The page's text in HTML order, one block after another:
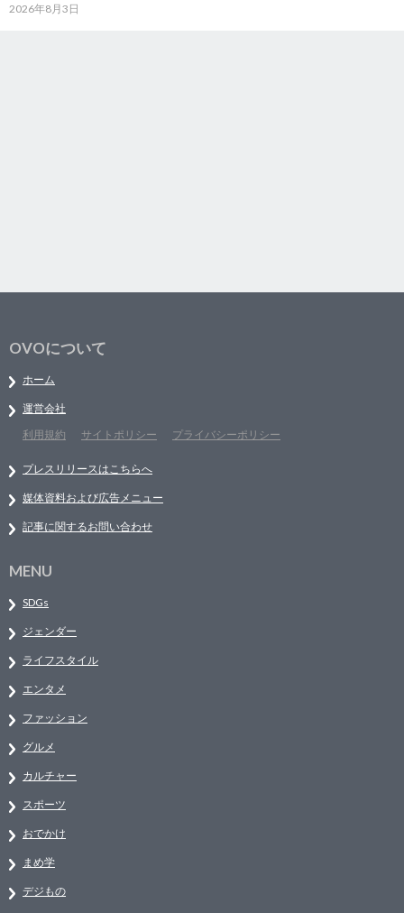
2026年8月3日
OVOについて
ホーム
運営会社
利用規約
サイトポリシー プライバシーポリシー
プレスリリースはこちらへ
媒体資料および広告メニュー
記事に関するお問い合わせ
MENU
SDGs
ジェンダー
ライフスタイル
エンタメ
ファッション
グルメ
カルチャー
スポーツ
おでかけ
まめ学
デジもの